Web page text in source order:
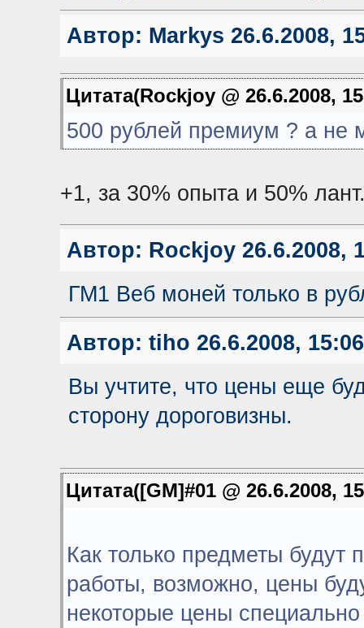
Автор: Markys 26.6.2008,
Цитата(Rockjoy @ 26.6.2008,
500 рублей премиум ? а не
+1, за 30% опыта и 50%
Автор: Rockjoy26.6.2008,
ГМ1 Веб моней только в
Автор: tiho 26.6.2008, 15:06
Вы учтите, что цены еще
сторону дороговизны.
Цитата([GM]#01 @ 26.6.2008,
Как только предметы будут
работы, возможно, цены
некоторые цены